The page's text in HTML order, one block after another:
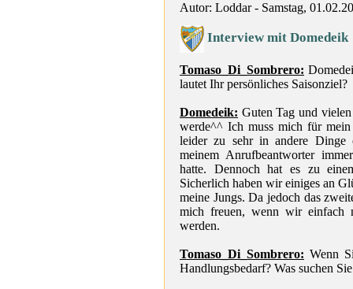
Autor: Loddar - Samstag,
Interview mit Domedeik
Tomaso_Di_Sombrero:
lautet Ihr persönliches Saisonziel?
Domedeik: Guten Tag und
werde^^ Ich muss mich für
leider zu sehr in andere Dinge
meinem Anrufbeantworter
hatte. Dennoch hat es zu
Sicherlich haben wir einiges an
meine Jungs. Da jedoch das
mich freuen, wenn wir einfach
werden.
Tomaso_Di_Sombrero: Wenn
Handlungsbedarf? Was suchen